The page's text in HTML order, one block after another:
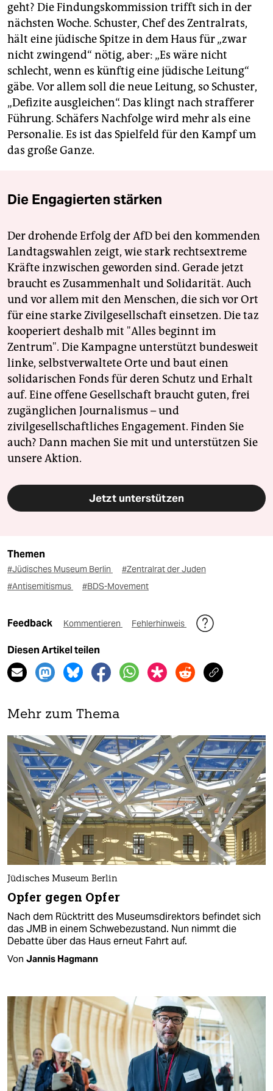
geht? Die Findungskommission trifft sich in der
nächsten Woche. Schuster, Chef des Zentralrats,
hält eine jüdische Spitze in dem Haus für „zwar
nicht zwingend“ nötig, aber: „Es wäre nicht
schlecht, wenn es künftig eine jüdische Leitung“
gäbe. Vor allem soll die neue Leitung, so Schuster,
„Defizite ausgleichen“. Das klingt nach strafferer
Führung. Schäfers Nachfolge wird mehr als eine
Personalie. Es ist das Spielfeld für den Kampf um
das große Ganze.
Die Engagierten stärken
Der drohende Erfolg der AfD bei den kommenden
Landtagswahlen zeigt, wie stark rechtsextreme
Kräfte inzwischen geworden sind. Gerade jetzt
braucht es Zusammenhalt und Solidarität. Auch
und vor allem mit den Menschen, die sich vor Ort
für eine starke Zivilgesellschaft einsetzen. Die taz
kooperiert deshalb mit "Alles beginnt im
Zentrum". Die Kampagne unterstützt bundesweit
linke, selbstverwaltete Orte und baut einen
solidarischen Fonds für deren Schutz und Erhalt
auf. Eine offene Gesellschaft braucht guten, frei
zugänglichen Journalismus – und
zivilgesellschaftliches Engagement. Finden Sie
auch? Dann machen Sie mit und unterstützen Sie
unsere Aktion.
Jetzt unterstützen
Themen
#Jüdisches Museum Berlin
#Zentralrat der Juden
#Antisemitismus
#BDS-Movement
Feedback Kommentieren Fehlerhinweis
Diesen Artikel teilen
Mehr zum Thema
Jüdisches Museum Berlin
Opfer gegen Opfer
Nach dem Rücktritt des Museumsdirektors befindet sich
das JMB in einem Schwebezustand. Nun nimmt die
Debatte über das Haus erneut Fahrt auf.
Von Jannis Hagmann